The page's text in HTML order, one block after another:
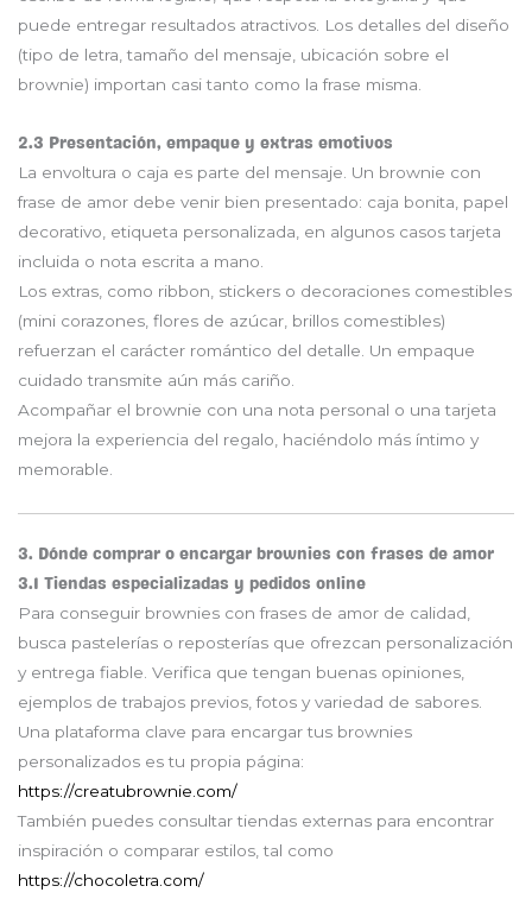
puede entregar resultados atractivos. Los detalles del diseño
(tipo de letra, tamaño del mensaje, ubicación sobre el
brownie) importan casi tanto como la frase misma.
2.3 Presentación, empaque y extras emotivos
La envoltura o caja es parte del mensaje. Un brownie con
frase de amor debe venir bien presentado: caja bonita, papel
decorativo, etiqueta personalizada, en algunos casos tarjeta
incluida o nota escrita a mano.
Los extras, como ribbon, stickers o decoraciones comestibles
(mini corazones, flores de azúcar, brillos comestibles)
refuerzan el carácter romántico del detalle. Un empaque
cuidado transmite aún más cariño.
Acompañar el brownie con una nota personal o una tarjeta
mejora la experiencia del regalo, haciéndolo más íntimo y
memorable.
3. Dónde comprar o encargar brownies con frases de amor
3.1 Tiendas especializadas y pedidos online
Para conseguir brownies con frases de amor de calidad,
busca pastelerías o reposterías que ofrezcan personalización
y entrega fiable. Verifica que tengan buenas opiniones,
ejemplos de trabajos previos, fotos y variedad de sabores.
Una plataforma clave para encargar tus brownies
personalizados es tu propia página:
https://creatubrownie.com/
También puedes consultar tiendas externas para encontrar
inspiración o comparar estilos, tal como
https://chocoletra.com/